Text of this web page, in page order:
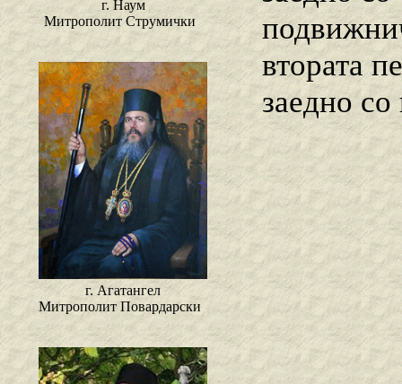
г. Наум
Митрополит Струмички
г. Агатангел
Митрополит Повардарски
втората
заедно со